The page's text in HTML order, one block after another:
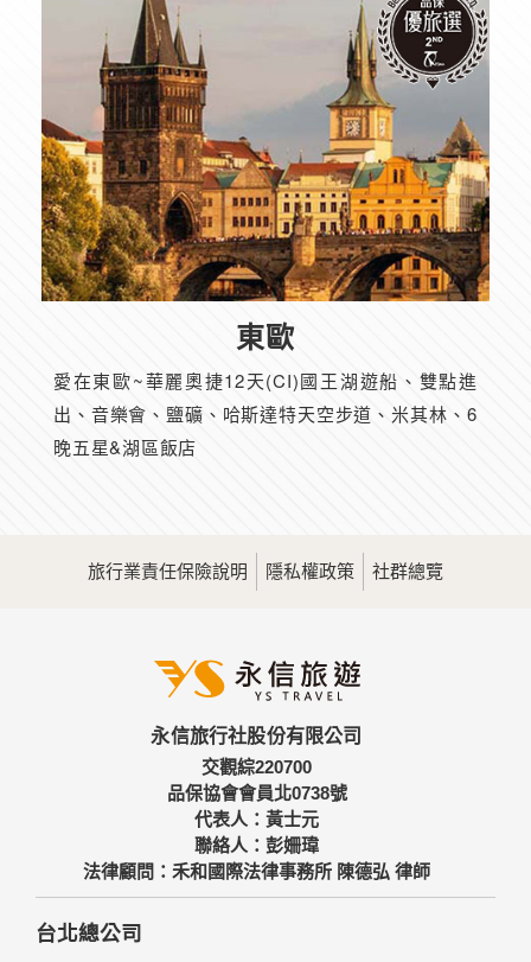
東歐
愛在東歐~華麗奧捷12天(CI)國王湖遊船、雙點進
出、音樂會、鹽礦、哈斯達特天空步道、米其林、6
晚五星&湖區飯店
旅行業責任保險說明 隱私權政策 社群總覽
永信旅行社股份有限公司
交觀綜220700
品保協會會員北0738號
代表人：黃士元
聯絡人：彭姍瑋
法律顧問：禾和國際法律事務所 陳德弘 律師
台北總公司